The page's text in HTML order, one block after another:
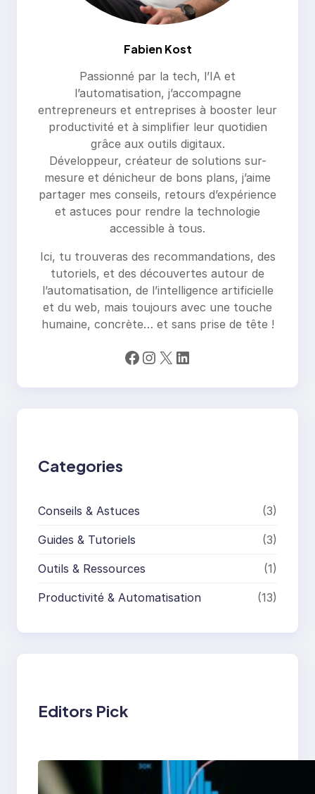
Fabien Kost
Passionné par la tech, l’IA et
l’automatisation, j’accompagne
entrepreneurs et entreprises à booster leur
productivité et à simplifier leur quotidien
grâce aux outils digitaux.
Développeur, créateur de solutions sur-
mesure et dénicheur de bons plans, j’aime
partager mes conseils, retours d’expérience
et astuces pour rendre la technologie
accessible à tous.
Ici, tu trouveras des recommandations, des
tutoriels, et des découvertes autour de
l’automatisation, de l’intelligence artificielle
et du web, mais toujours avec une touche
humaine, concrète… et sans prise de tête !
Facebook Instagram X LinkedIn
Categories
Conseils & Astuces (3)
Guides & Tutoriels (3)
Outils & Ressources (1)
Productivité & Automatisation (13)
Editors Pick
Automatisation des
processus métier :